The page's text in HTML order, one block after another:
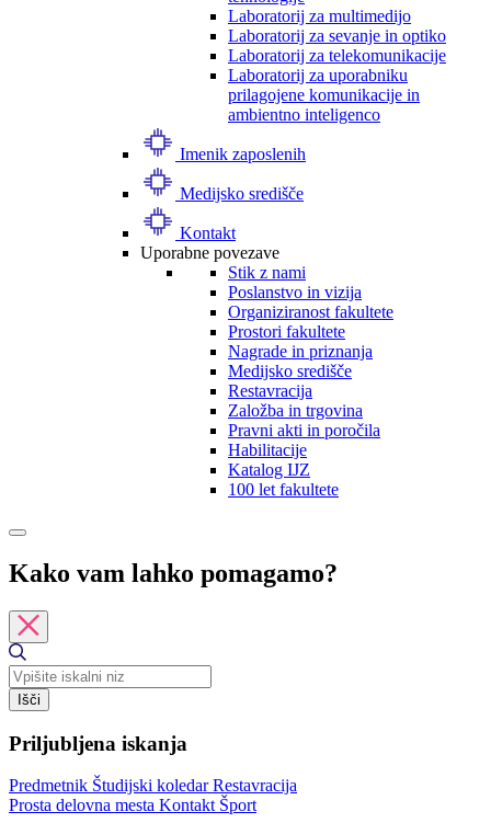
Laboratorij za multimedijo
Laboratorij za sevanje in optiko
Laboratorij za telekomunikacije
Laboratorij za uporabniku
prilagojene komunikacije in
ambientno inteligenco
Imenik zaposlenih
Medijsko središče
Kontakt
Uporabne povezave
Stik z nami
Poslanstvo in vizija
Organiziranost fakultete
Prostori fakultete
Nagrade in priznanja
Medijsko središče
Restavracija
Založba in trgovina
Pravni akti in poročila
Habilitacije
Katalog IJZ
100 let fakultete
Kako vam lahko pomagamo?
Išči
Priljubljena iskanja
Predmetnik Študijski koledarRestavracija
Prosta delovna mesta Kontakt Šport